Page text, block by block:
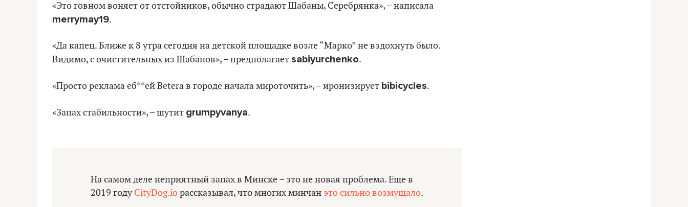
«Это говном воняет от отстойников, обычно страдают Шабаны, Серебрянка», – написала
merrymay19.
«Да капец. Ближе к 8 утра сегодня на детской площадке возле “Марко” не вздохнуть было.
Видимо, с очистительных из Шабанов», – предполагает sabiyurchenko.
«Просто реклама еб**ей Betera в городе начала мироточить», – иронизирует bibicycles.
«Запах стабильности», – шутит grumpyvanya.
На самом деле неприятный запах в Минске – это не новая проблема. Еще в
2019 годуCityDog.ioрассказывал, что многих минчан это сильно возмущало.